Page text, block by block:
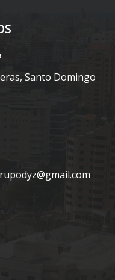
Santo Domingo